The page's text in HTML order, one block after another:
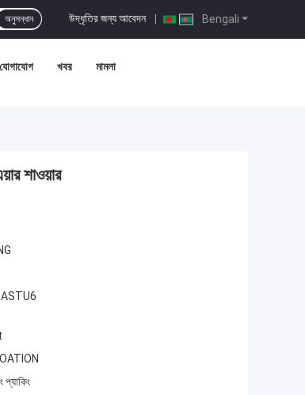
Bengali
উদ্ধৃতির জন্য আবেদন |
অনুসন্ধান
খবর মামলা
শাওয়ার
ASTU6
প্যাকিং